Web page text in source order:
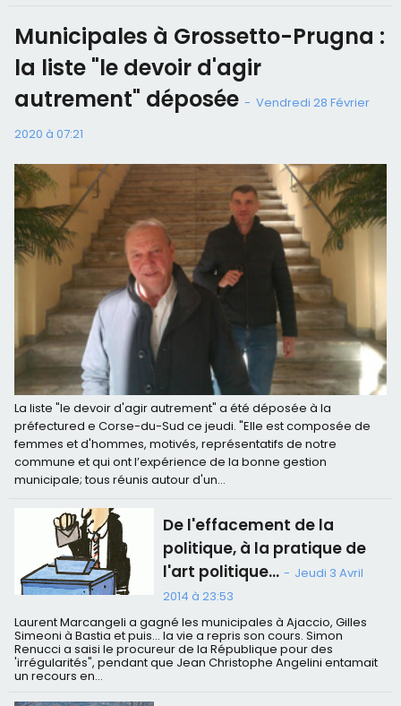
Municipales à Grossetto-Prugna :
la liste "le devoir d'agir
autrement" déposée - Vendredi 28 Février
2020 à 07:21
La liste "le devoir d'agir autrement" a été déposée à la
préfectured e Corse-du-Sud ce jeudi. "Elle est composée de
femmes et d'hommes, motivés, représentatifs de notre
commune et qui ont l’expérience de la bonne gestion
municipale; tous réunis autour d'un...
De l'effacement de la
politique, à la pratique de
l'art politique... - Jeudi 3 Avril
2014 à 23:53
Laurent Marcangeli a gagné les municipales à Ajaccio, Gilles
Simeoni à Bastia et puis... la vie a repris son cours. Simon
Renucci a saisi le procureur de la République pour des
'irrégularités", pendant que Jean Christophe Angelini entamait
un recours en...